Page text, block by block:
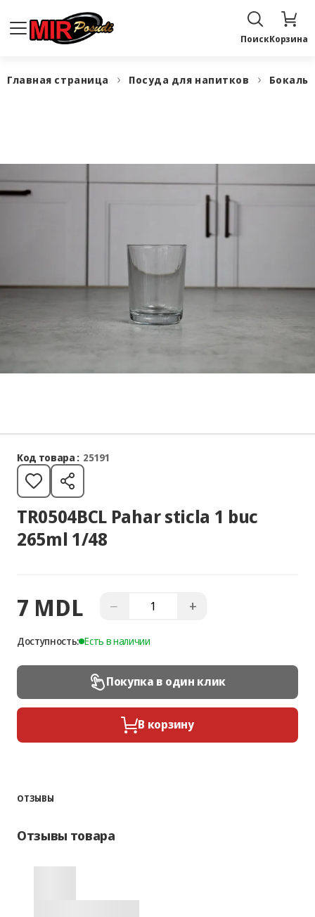
ПоискКорзина
Главная страница Посуда для напитков
Код товара : 25191
TR0504BCL Pahar sticla 1 buc
265ml 1/48
7 MDL − +
Доступность: Есть в наличии
Покупка в один клик
В корзину
ОТЗЫВЫ
Отзывы товара